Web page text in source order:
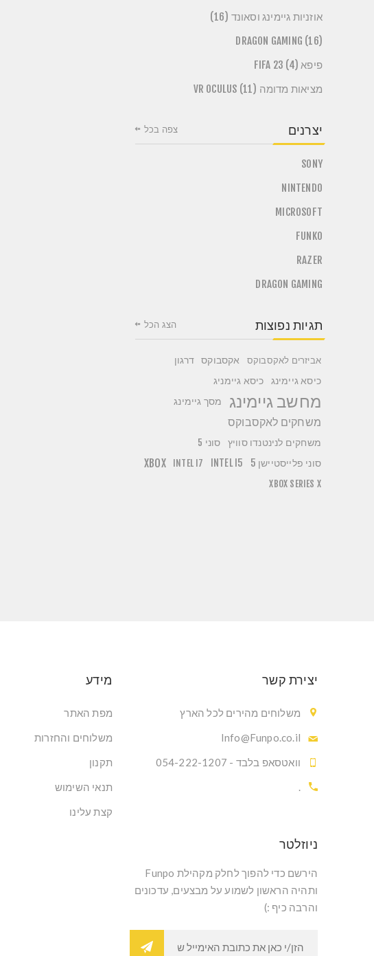
אוזניות גיימינג וסאונד (16)
DRAGON GAMING (16)
פיפא FIFA 23 (4)
מציאות מדומה VR OCULUS (11)
יצרנים
SONY
NINTENDO
MICROSOFT
FUNKO
RAZER
DRAGON GAMING
צפה בכל
תגיות נפוצות
אביזרים לאקסבוקס אקסבוקס
דרגון
כיסא גיימינג
כיסא גיימניג
מחשב גיימינג מסך גיימינג
משחקים לאקסבוקס
משחקים לנינטנדו סוויץ סוני 5
סוני פלייסטיישן 5 INTEL I5
INTEL I7
XBOX
XBOX SERIES X
הצג הכל
יצירת קשר
משלוחים מהירים לכל הארץ
Info@Funpo.co.il
וואטסאפ בלבד - 054-222-1207
.
מידע
מפת האתר
משלוחים והחזרות
תקנון
תנאי השימוש
קצת עלינו
ניוזלטר
הירשם כדי להפוך לחלק מקהילת Funpo
ותהיה הראשון לשמוע על מבצעים, עדכונים
והרבה כיף :)